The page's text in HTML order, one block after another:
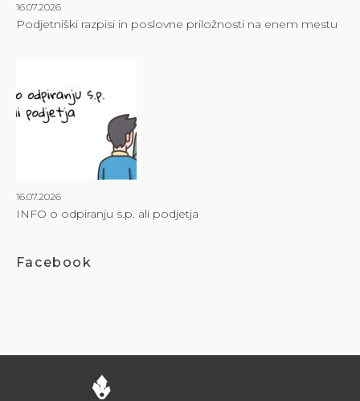
16.07.2026
Podjetniški razpisi in poslovne priložnosti na enem mestu
16.07.2026
INFO o odpiranju s.p. ali podjetja
Facebook